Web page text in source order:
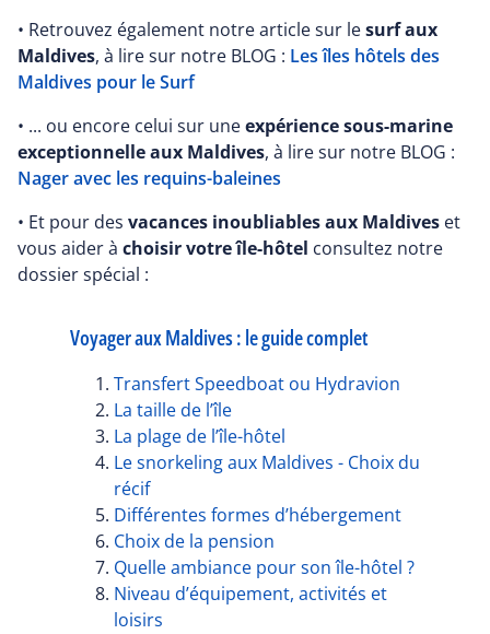
• Retrouvez également notre article sur lesurf aux
Maldives, à lire sur notre BLOG : Les îles hôtels des
Maldives pour le Surf
• ... ou encore celui sur uneexpérience sous-marine
exceptionnelle aux Maldives, à lire sur notre BLOG :
Nager avec les requins-baleines
• Et pour des vacances inoubliables aux Maldives et
vous aider à choisir votre île-hôtel consultez notre
dossier spécial :
Voyager aux Maldives : le guide complet
Transfert Speedboat ou Hydravion
La taille de l’île
La plage de l’île-hôtel
Le snorkeling aux Maldives - Choix du
récif
Différentes formes d’hébergement
Choix de la pension
Quelle ambiance pour son île-hôtel ?
Niveau d’équipement, activités et
loisirs